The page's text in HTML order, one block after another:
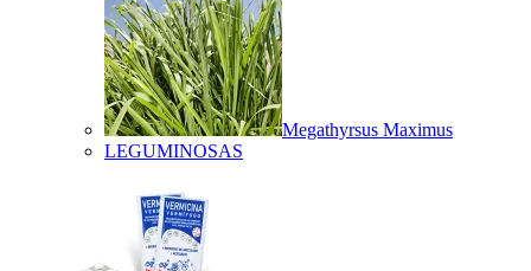
Megathyrsus Maximus
LEGUMINOSAS